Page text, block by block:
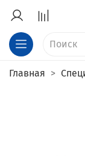
Главная